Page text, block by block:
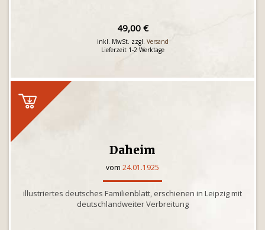
49,00 €
inkl. MwSt. zzgl. Versand
Lieferzeit 1-2 Werktage
Daheim
vom 24.01.1925
illustriertes deutsches Familienblatt, erschienen in Leipzig mit
deutschlandweiter Verbreitung